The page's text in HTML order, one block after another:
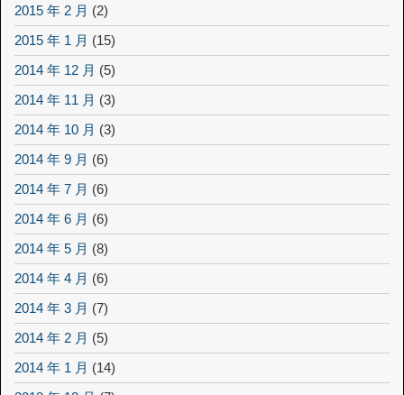
2015 年 2 月 (2)
2015 年 1 月 (15)
2014 年 12 月 (5)
2014 年 11 月 (3)
2014 年 10 月 (3)
2014 年 9 月 (6)
2014 年 7 月 (6)
2014 年 6 月 (6)
2014 年 5 月 (8)
2014 年 4 月 (6)
2014 年 3 月 (7)
2014 年 2 月 (5)
2014 年 1 月 (14)